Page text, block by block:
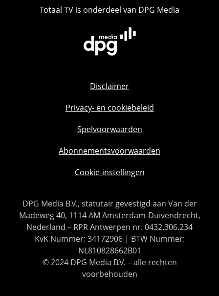
Totaal TV is onderdeel van DPG Media
Disclaimer
Privacy- en cookiebeleid
Spelvoorwaarden
Abonnementsvoorwaarden
Cookie-instellingen
DPG Media B.V., statutair gevestigd aan Van der
Madeweg 40, 1114 AM Amsterdam-Duivendrecht,
Nederland – RPR Antwerpen nr. 0432.306.234
KvK Nummer: 34172906 | BTW Nummer:
NL810828662B01
© 2024 DPG Media B.V. – alle rechten
voorbehouden